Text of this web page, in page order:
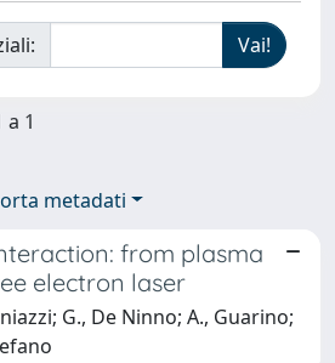
1
metadati
from plasma
electron laser
G., De Ninno; A., Guarino;